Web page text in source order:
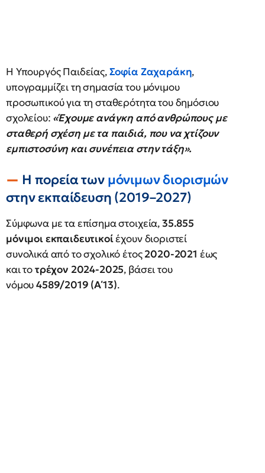
Η Υπουργός Παιδείας,Σοφία Ζαχαράκη,
υπογραμμίζει τη σημασία του μόνιμου
προσωπικού για τη σταθερότητα του δημόσιου
σχολείου: «Έχουμε ανάγκη από ανθρώπους με
σταθερή σχέση με τα παιδιά, που να χτίζουν
εμπιστοσύνη και συνέπεια στην τάξη».
Η πορεία των μόνιμων διορισμών
στην εκπαίδευση (2019–2027)
Σύμφωνα με τα επίσημα στοιχεία,35.855
μόνιμοι εκπαιδευτικοίέχουν διοριστεί
συνολικά από το σχολικό έτος2020-2021 έως
και τοτρέχον 2024-2025, βάσει του
νόμου4589/2019 (Α΄13).